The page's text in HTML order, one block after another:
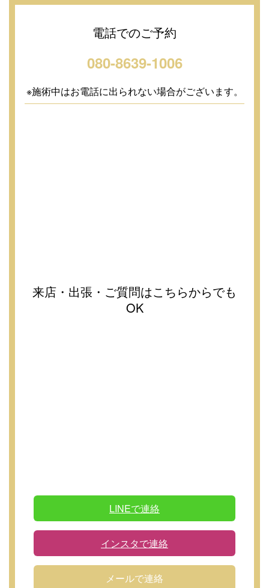
電話でのご予約
080-8639-1006
※施術中はお電話に出られない場合がございます。
来店・出張・ご質問はこちらからでも
OK
LINEで連絡
インスタで連絡
メールで連絡